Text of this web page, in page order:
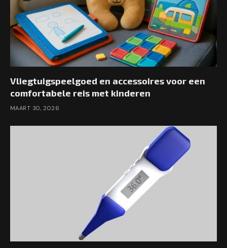
Vliegtuigspeelgoed en accessoires voor een
comfortabele reis met kinderen
MAART 30, 2026